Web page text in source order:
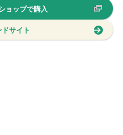
ョップで購入
ドサイト